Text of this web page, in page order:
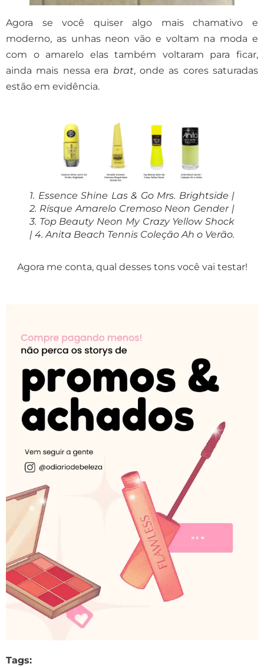
Agora se você quiser algo mais chamativo e
moderno, as unhas neon vão e voltam na moda e
com o amarelo elas também voltaram para ficar,
ainda mais nessa era brat, onde as cores saturadas
estão em evidência.
1. Essence Shine Las & Go Mrs. Brightside |
2. Rísque Amarelo Cremoso Neon Gender |
3. Top Beauty Neon My Crazy Yellow Shock
| 4. Anita Beach Tennis Coleção Ah o Verão.
Agora me conta, qual desses tons você vai testar!
Tags: